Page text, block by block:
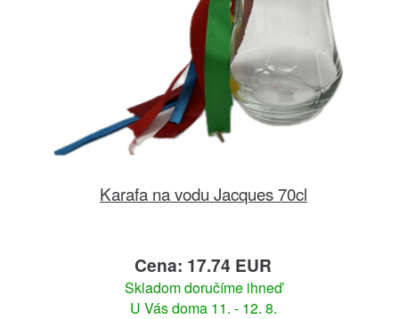
Karafa na vodu Jacques 70cl
Cena: 17.74 EUR
Skladom doručíme ihneď
U Vás doma 11. - 12. 8.